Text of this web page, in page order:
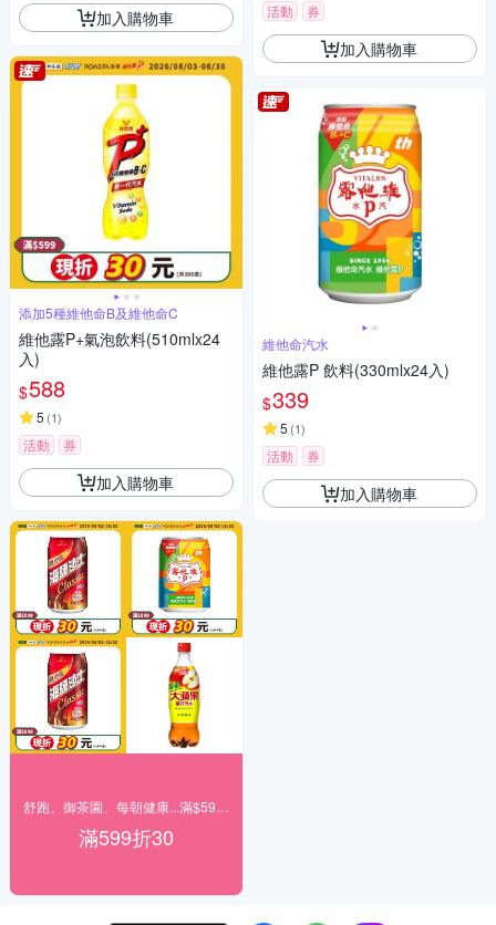
加入購物車
添加5種維他命B及維他命C
維他露P+氣泡飲料(510mlx24
入)
$588
5 (1)
活動 券
加入購物車
滿599折30
活動 券
加入購物車
維他命汽水
維他露P 飲料(330mlx24入)
$339
5 (1)
活動 券
加入購物車